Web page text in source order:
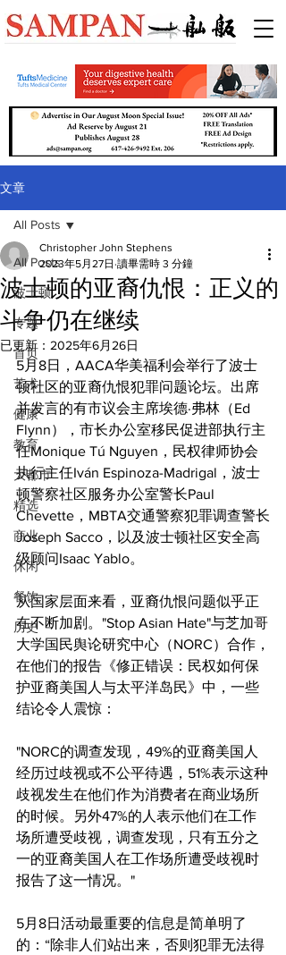
文章
All Posts
波士顿
专题
首页
艺术
健康
教育
大都市
精选
商业
休闲
餐饮
历史
All Posts
波士顿的亚裔仇恨：正义的
斗争仍在继续
Christopher John Stephens
2023年5月27日 讀畢需時 3 分鐘
已更新： 2025年6月26日
5月8日，AACA华美福利会举行了波士
顿社区的亚裔仇恨犯罪问题论坛。出席
并发言的有市议会主席埃德·弗林（Ed
Flynn），市长办公室移民促进部执行主
任Monique Tú Nguyen，民权律师协会
执行主任Iván Espinoza-Madrigal，波士
顿警察社区服务办公室警长Paul
Chevette，MBTA交通警察犯罪调查警长
Joseph Sacco，以及波士顿社区安全高
级顾问Isaac Yablo。
从国家层面来看，亚裔仇恨问题似乎正
在不断加剧。"Stop Asian Hate"与芝加哥
大学国民舆论研究中心（NORC）合作，
在他们的报告《修正错误：民权如何保
护亚裔美国人与太平洋岛民》中，一些
结论令人震惊：
"NORC的调查发现，49%的亚裔美国人
经历过歧视或不公平待遇，51%表示这种
歧视发生在他们作为消费者在商业场所
的时候。另外47%的人表示他们在工作
场所遭受歧视，调查发现，只有五分之
一的亚裔美国人在工作场所遭受歧视时
报告了这一情况。"
5月8日活动最重要的信息是简单明了
的：“除非人们站出来，否则犯罪无法得